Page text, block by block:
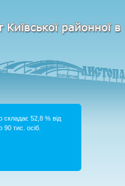
складає 52,8 % від
тис. осіб.